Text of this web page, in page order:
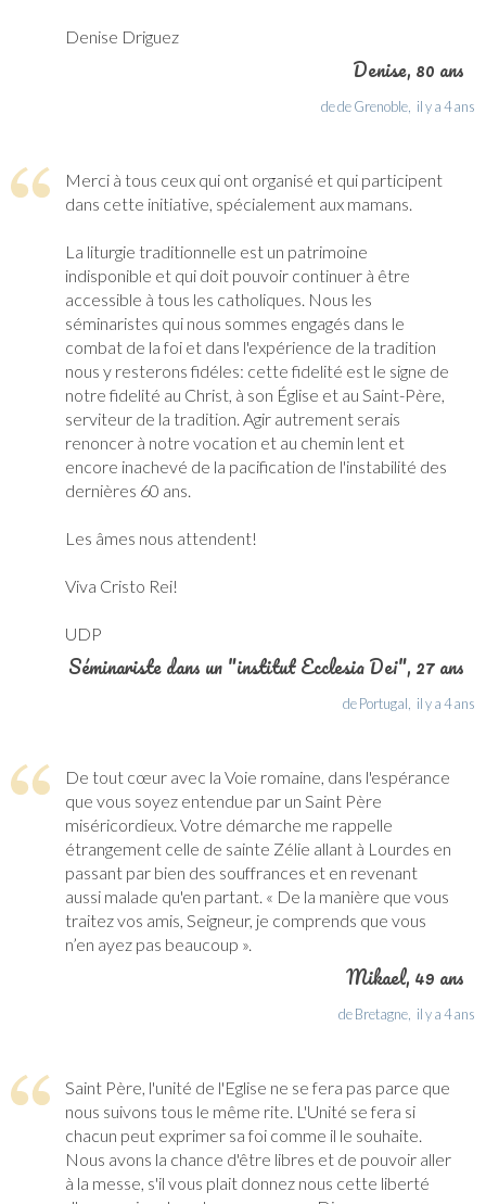
Denise Driguez
Denise, 80 ans
de de Grenoble, il y a 4 ans
Merci à tous ceux qui ont organisé et qui participent
dans cette initiative, spécialement aux mamans.
La liturgie traditionnelle est un patrimoine
indisponible et qui doit pouvoir continuer à être
accessible à tous les catholiques. Nous les
séminaristes qui nous sommes engagés dans le
combat de la foi et dans l'expérience de la tradition
nous y resterons fidéles: cette fidelité est le signe de
notre fidelité au Christ, à son Église et au Saint-Père,
serviteur de la tradition. Agir autrement serais
renoncer à notre vocation et au chemin lent et
encore inachevé de la pacification de l'instabilité des
dernières 60 ans.
Les âmes nous attendent!
Viva Cristo Rei!
UDP
Séminariste dans un "institut Ecclesia Dei", 27 ans
de Portugal, il y a 4 ans
De tout cœur avec la Voie romaine, dans l'espérance
que vous soyez entendue par un Saint Père
miséricordieux. Votre démarche me rappelle
étrangement celle de sainte Zélie allant à Lourdes en
passant par bien des souffrances et en revenant
aussi malade qu'en partant. « De la manière que vous
traitez vos amis, Seigneur, je comprends que vous
n’en ayez pas beaucoup ».
Mikael, 49 ans
de Bretagne, il y a 4 ans
Saint Père, l'unité de l'Eglise ne se fera pas parce que
nous suivons tous le même rite. L'Unité se fera si
chacun peut exprimer sa foi comme il le souhaite.
Nous avons la chance d'être libres et de pouvoir aller
à la messe, s'il vous plait donnez nous cette liberté